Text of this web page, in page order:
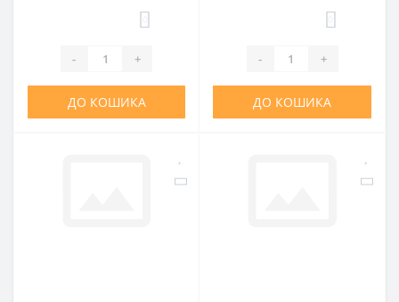
- +
ДО КОШИКА
- +
ДО КОШИКА